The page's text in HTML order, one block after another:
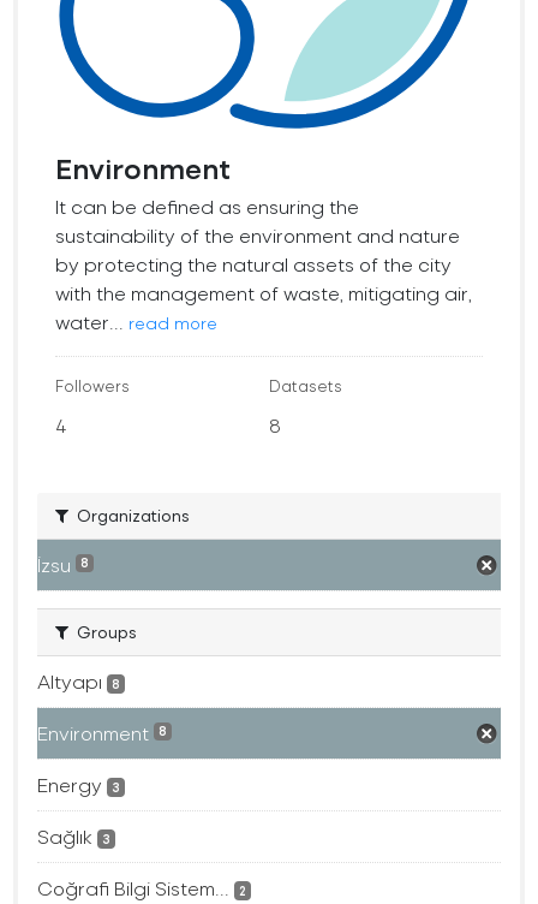
Environment
It can be defined as ensuring the
sustainability of the environment and nature
by protecting the natural assets of the city
with the management of waste, mitigating air,
water...
read more
Followers
4
Datasets
8
Organizations
İzsu 8
Groups
Altyapı 8
Environment 8
Energy 3
Sağlık 3
Coğrafi Bilgi Sistem... 2